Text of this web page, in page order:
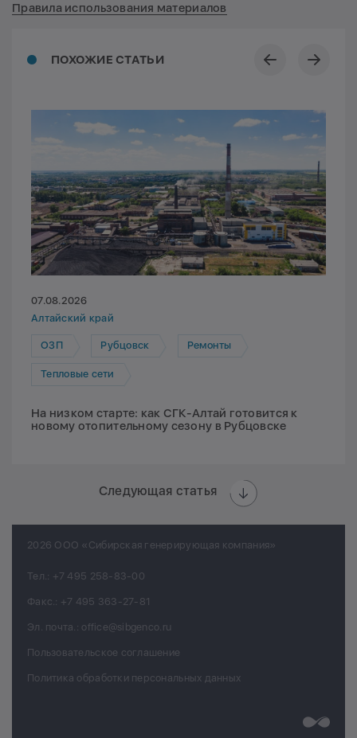
ПОХОЖИЕ СТАТЬИ
07.08.2026
Алтайский край
ОЗП Рубцовск Ремонты
Тепловые сети
На низком старте: как СГК-Алтай готовится к
новому отопительному сезону в Рубцовске
Следующая статья
Правила использования материалов
2026 ООО «Сибирская генерирующая компания»
Тел.: +7 495 258-83-00
Факс.: +7 495 363-27-81
Эл. почта.: office@sibgenco.ru
Пользовательское соглашение
Политика обработки персональных данных